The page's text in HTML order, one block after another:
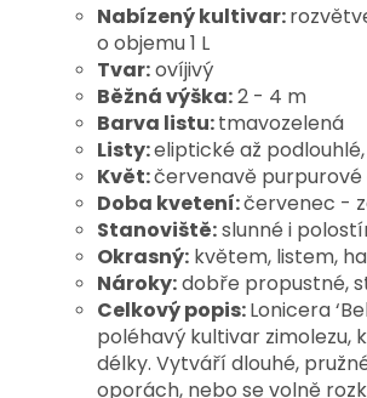
Nabízený kultivar:
o objemu 1 L
Tvar:ovíjivý
Běžná výška:2 - 4 m
Barva listu:tmavozelená
Listy:eliptické až
Květ:červenavě purpurové
Doba kvetení:červenec -
Stanoviště:slunné i
Okrasný: květem, listem,
Nároky:dobře propustné,
Celkový popis:Lonicera
poléhavý kultivar
délky. Vytváří dlouhé,
oporách, nebo se volně